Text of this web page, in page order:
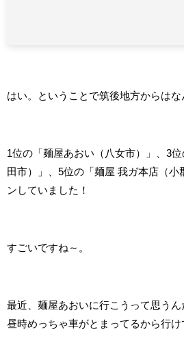
はい。ということで筑後地方からはな
1位の「麺屋あおい（八女市）」、3
田市）」、5位の「麺屋 我ガ本店（小
ンしていました！
すごいですね～。
最近、麺屋あおいに行こうって思う
昼時めっちゃ車がとまってるから行け